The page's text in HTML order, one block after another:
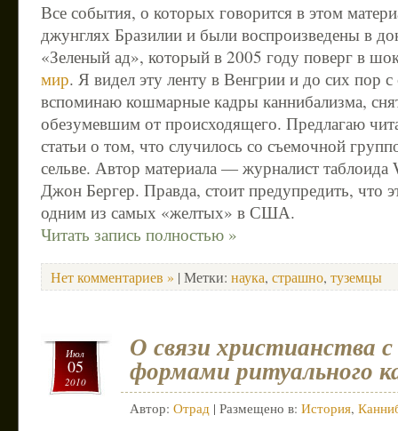
Все события, о которых говорится в этом
джунглях Бразилии и были воспроизведены в
«Зеленый ад», который в 2005 году поверг в
мир. Я видел эту ленту в Венгрии и до сих пор с
вспоминаю кошмарные кадры каннибализма,
обезумевшим от происходящего. Предлагаю
статьи о том, что случилось со съемочной
сельве. Автор материала — журналист
Джон Бергер. Правда, стоит предупредить, что
одним из самых «желтых» в США.
Читать запись полностью »
Нет комментариев » | Метки: наука, страшно, туземцы
Июл
05
2010
О связи христианства
формами ритуального
Автор: Отрад | Размещено в: История,